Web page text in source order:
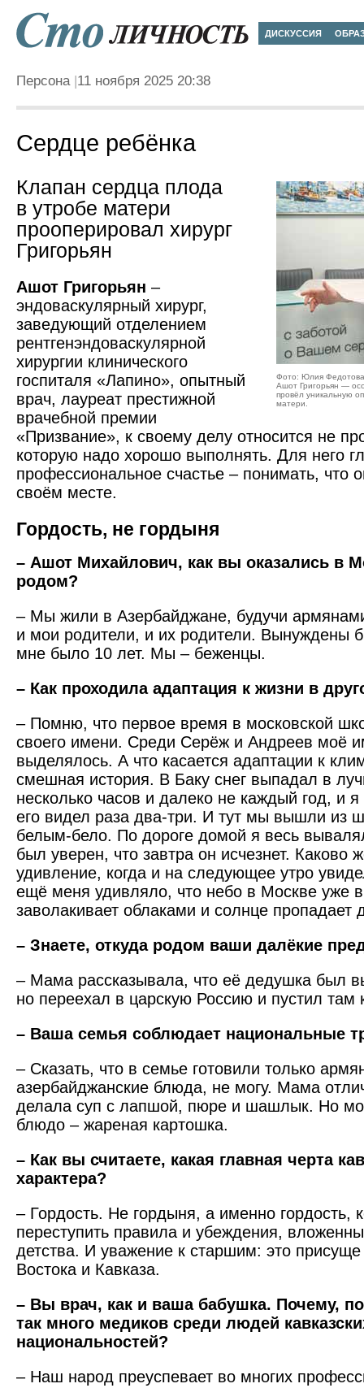
ДИСКУССИЯ
Персона 11 ноября 2025 20:38
Сердце ребёнка
Фото: Юлия Федотова
Ашот Григорьян —
провёл уникальную
матери.
Клапан сердца плода
в утробе матери
прооперировал хирург
Григорьян
Ашот Григорьян –
эндоваскулярный хирург,
заведующий отделением
рентген­эндоваскулярной
хирургии клинического
госпиталя «Лапино», опытный
врач, лауреат престижной
врачебной премии
«Призвание», к своему делу относится не
которую надо хорошо выполнять. Для него
профессиональное счастье – понимать, что
своём месте.
Гордость, не гордыня
– Ашот Михайлович, как вы оказались в
родом?
– Мы жили в Азербайджане, будучи
и мои родители, и их родители. Вынуждены
мне было 10 лет. Мы – беженцы.
– Как проходила адаптация к жизни в
– Помню, что первое время в московской
своего имени. Среди Серёж и Андреев моё
выделялось. А что касается адаптации к
смешная история. В Баку снег выпадал в
несколько часов и далеко не каждый год, и
его видел раза два-три. И тут мы вышли из
белым-бело. По дороге домой я весь
был уверен, что завтра он исчезнет. Каково
удивление, когда и на следующее утро
ещё меня удивляло, что небо в Москве уже
заволакивает облаками и солнце пропадает
– Знаете, откуда родом ваши далёкие
– Мама рассказывала, что её дедушка был
но переехал в царскую Россию и пустил там
– Ваша семья соблюдает национальные
– Сказать, что в семье готовили только
азербайджанские блюда, не могу. Мама
делала суп с лапшой, пюре и шашлык. Но
блюдо – жареная картошка.
– Как вы считаете, какая главная черта
характера?
– Гордость. Не гордыня, а именно гордость,
переступить правила и убеждения,
детства. И уважение к старшим: это
Востока и Кавказа.
– Вы врач, как и ваша бабушка. Почему,
так много медиков среди людей
национальностей?
– Наш народ преуспевает во многих